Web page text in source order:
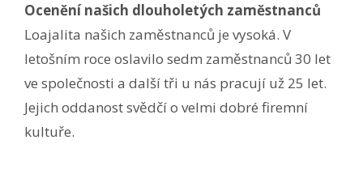
Ocenění našich dlouholetých zaměstnanců
Loajalita našich zaměstnanců je vysoká. V
letošním roce oslavilo sedm zaměstnanců 30 let
ve společnosti a další tři u nás pracují už 25 let.
Jejich oddanost svědčí o velmi dobré firemní
kultuře.